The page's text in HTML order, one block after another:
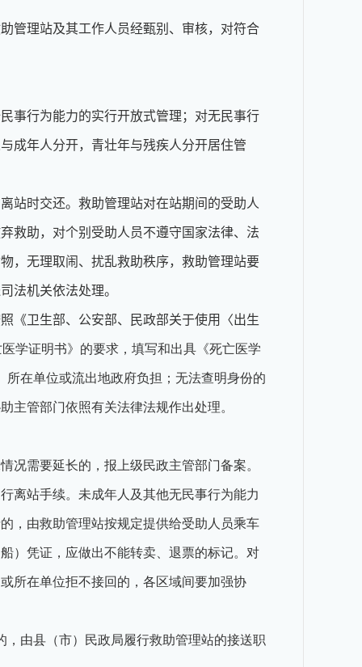
管理站及其工作人员经甄别、审核，对符合
事行为能力的实行开放式管理；对无民事行
成年人分开，青壮年与残疾人分开居住管
站时交还。救助管理站对在站期间的受助人
救助，对个别受助人员不遵守国家法律、法
，无理取闹、扰乱救助秩序，救助管理站要
法机关依法处理。
《卫生部、公安部、民政部关于使用〈出生
学证明书》的要求，填写和出具《死亡医学
在单位或流出地政府负担；无法查明身份的
主管部门依照有关法律法规作出处理。
况需要延长的，报上级民政主管部门备案。
离站手续。未成年人及其他无民事行为能力
，由救助管理站按规定提供给受助人员乘车
）凭证，应做出不能转卖、退票的标记。对
所在单位拒不接回的，各区域间要加强协
由县（市）民政局履行救助管理站的接送职